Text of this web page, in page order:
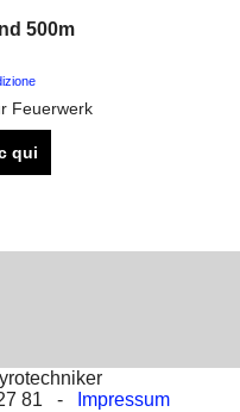
500m
Feuerwerk
qui
81 -
Impressum